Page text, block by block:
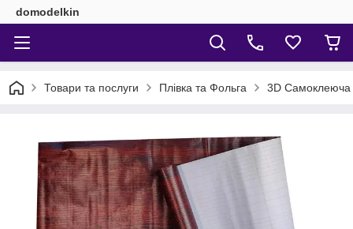
domodelkin
Товари та послуги Плівка та Фольга 3D Самоклеюча